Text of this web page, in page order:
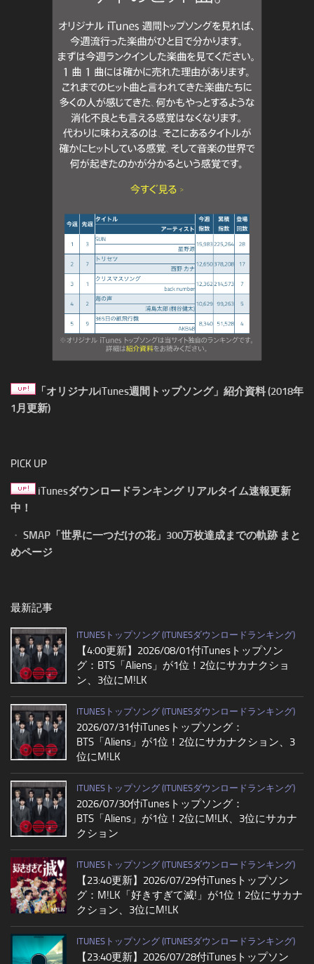
「オリジナルiTunes週間トップソング」紹介資料 (2018年
1月更新)
PICK UP
iTunesダウンロードランキング リアルタイム速報更新
中！
・ SMAP「世界に一つだけの花」300万枚達成までの軌跡 まと
めページ
最新記事
ITUNESトップソング (ITUNESダウンロードランキング)
【4:00更新】2026/08/01付iTunesトップソン
グ：BTS「Aliens」が1位！2位にサカナクショ
ン、3位にM!LK
ITUNESトップソング (ITUNESダウンロードランキング)
2026/07/31付iTunesトップソング：
BTS「Aliens」が1位！2位にサカナクション、3
位にM!LK
ITUNESトップソング (ITUNESダウンロードランキング)
2026/07/30付iTunesトップソング：
BTS「Aliens」が1位！2位にM!LK、3位にサカナ
クション
ITUNESトップソング (ITUNESダウンロードランキング)
【23:40更新】2026/07/29付iTunesトップソン
グ：M!LK「好きすぎて滅!」が1位！2位にサカナ
クション、3位にM!LK
ITUNESトップソング (ITUNESダウンロードランキング)
【23:40更新】2026/07/28付iTunesトップソン